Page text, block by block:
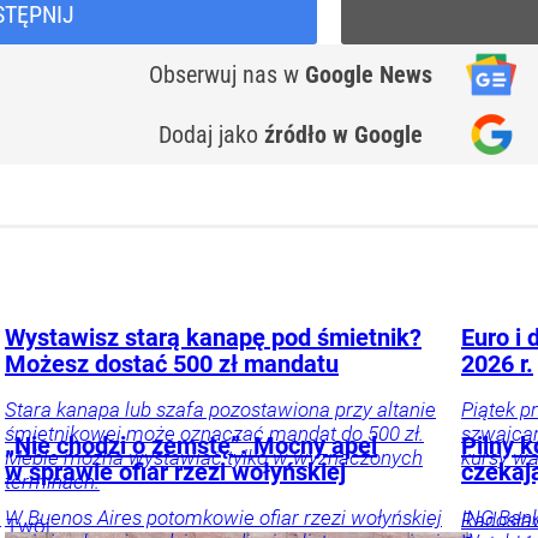
Obserwuj nas w Google News
Dodaj jako źródło w Google
Wystawisz starą kanapę pod śmietnik?
Możesz dostać 500 zł mandatu
Stara kanapa lub szafa pozostawiona przy altanie
śmietnikowej może oznaczać mandat do 500 zł.
Meble można wystawiać tylko w wyznaczonych
terminach.
Twój
Euro i
2026 r.
Piątek
kursy
„Nie chodzi o zemstę”. Mocny apel
w sprawie ofiar rzezi wołyńskiej
W Buenos Aires potomkowie ofiar rzezi wołyńskiej
Pilny
ING